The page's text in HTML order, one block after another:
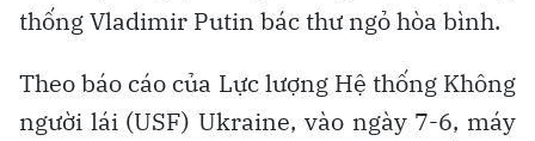
thống Vladimir Putin bác thư ngỏ hòa bình.
Theo báo cáo của Lực lượng Hệ thống Không
người lái (USF) Ukraine, vào ngày 7-6, máy